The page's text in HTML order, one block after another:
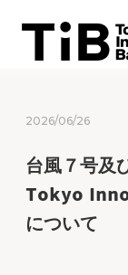
content
2026/06/26
台風７号及
Tokyo
について